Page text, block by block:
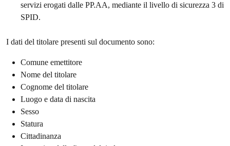
servizi erogati dalle PP.AA, mediante il livello di sicurezza 3 di
SPID.
I dati del titolare presenti sul documento sono:
Comune emettitore
Nome del titolare
Cognome del titolare
Luogo e data di nascita
Sesso
Statura
Cittadinanza